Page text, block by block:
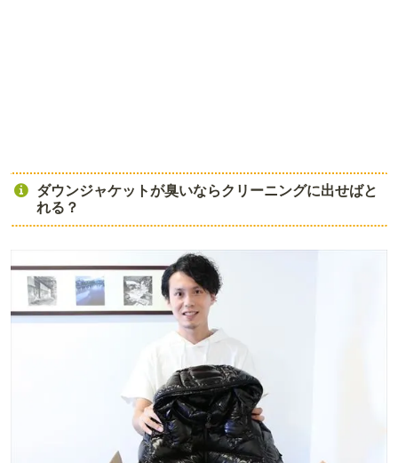
ダウンジャケットが臭いならクリーニングに出せばと
れる？